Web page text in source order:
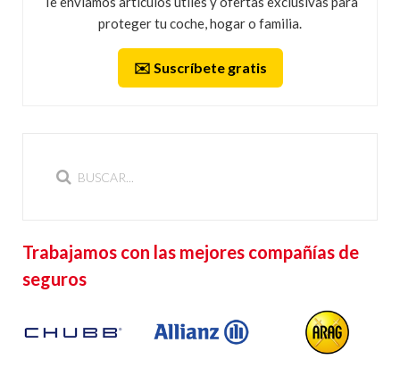
proteger tu coche, hogar o familia.
✉️ Suscríbete gratis
Trabajamos con las mejores compañías de
seguros